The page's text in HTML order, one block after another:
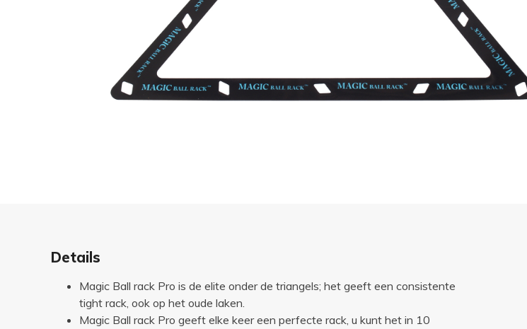
Details
Magic Ball rack Pro is de elite onder de triangels; het geeft een consistente
tight rack, ook op het oude laken.
Magic Ball rack Pro geeft elke keer een perfecte rack, u kunt het in 10